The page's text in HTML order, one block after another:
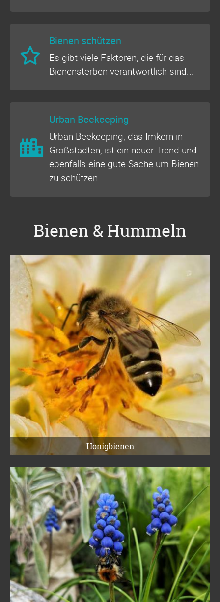
Bienen schützen
Es gibt viele Faktoren, die für das
Bienensterben verantwortlich sind...
Urban Beekeeping
Urban Beekeeping, das Imkern in
Großstädten, ist ein neuer Trend und
ebenfalls eine gute Sache um Bienen
zu schützen.
Bienen & Hummeln
Honigbienen